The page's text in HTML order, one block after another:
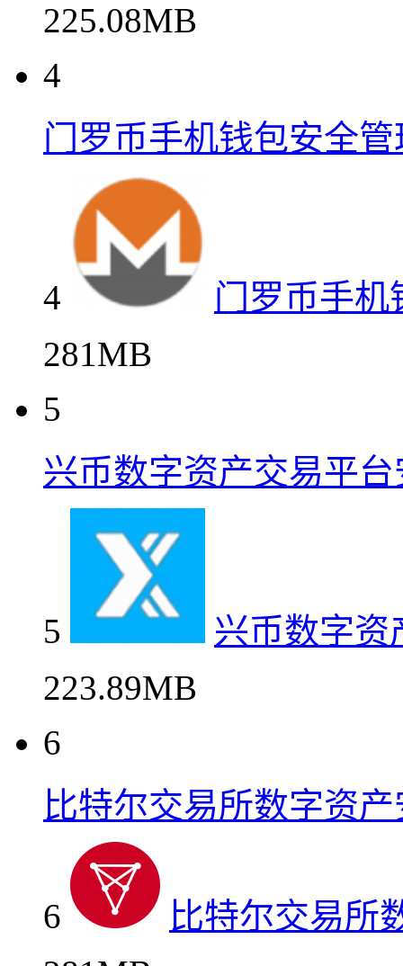
225.08MB
4
门罗币手机钱包安全
4
门罗币手机
281MB
5
兴币数字资产交易平
5
兴币数字资
223.89MB
6
比特尔交易所数字资
6
比特尔交易所